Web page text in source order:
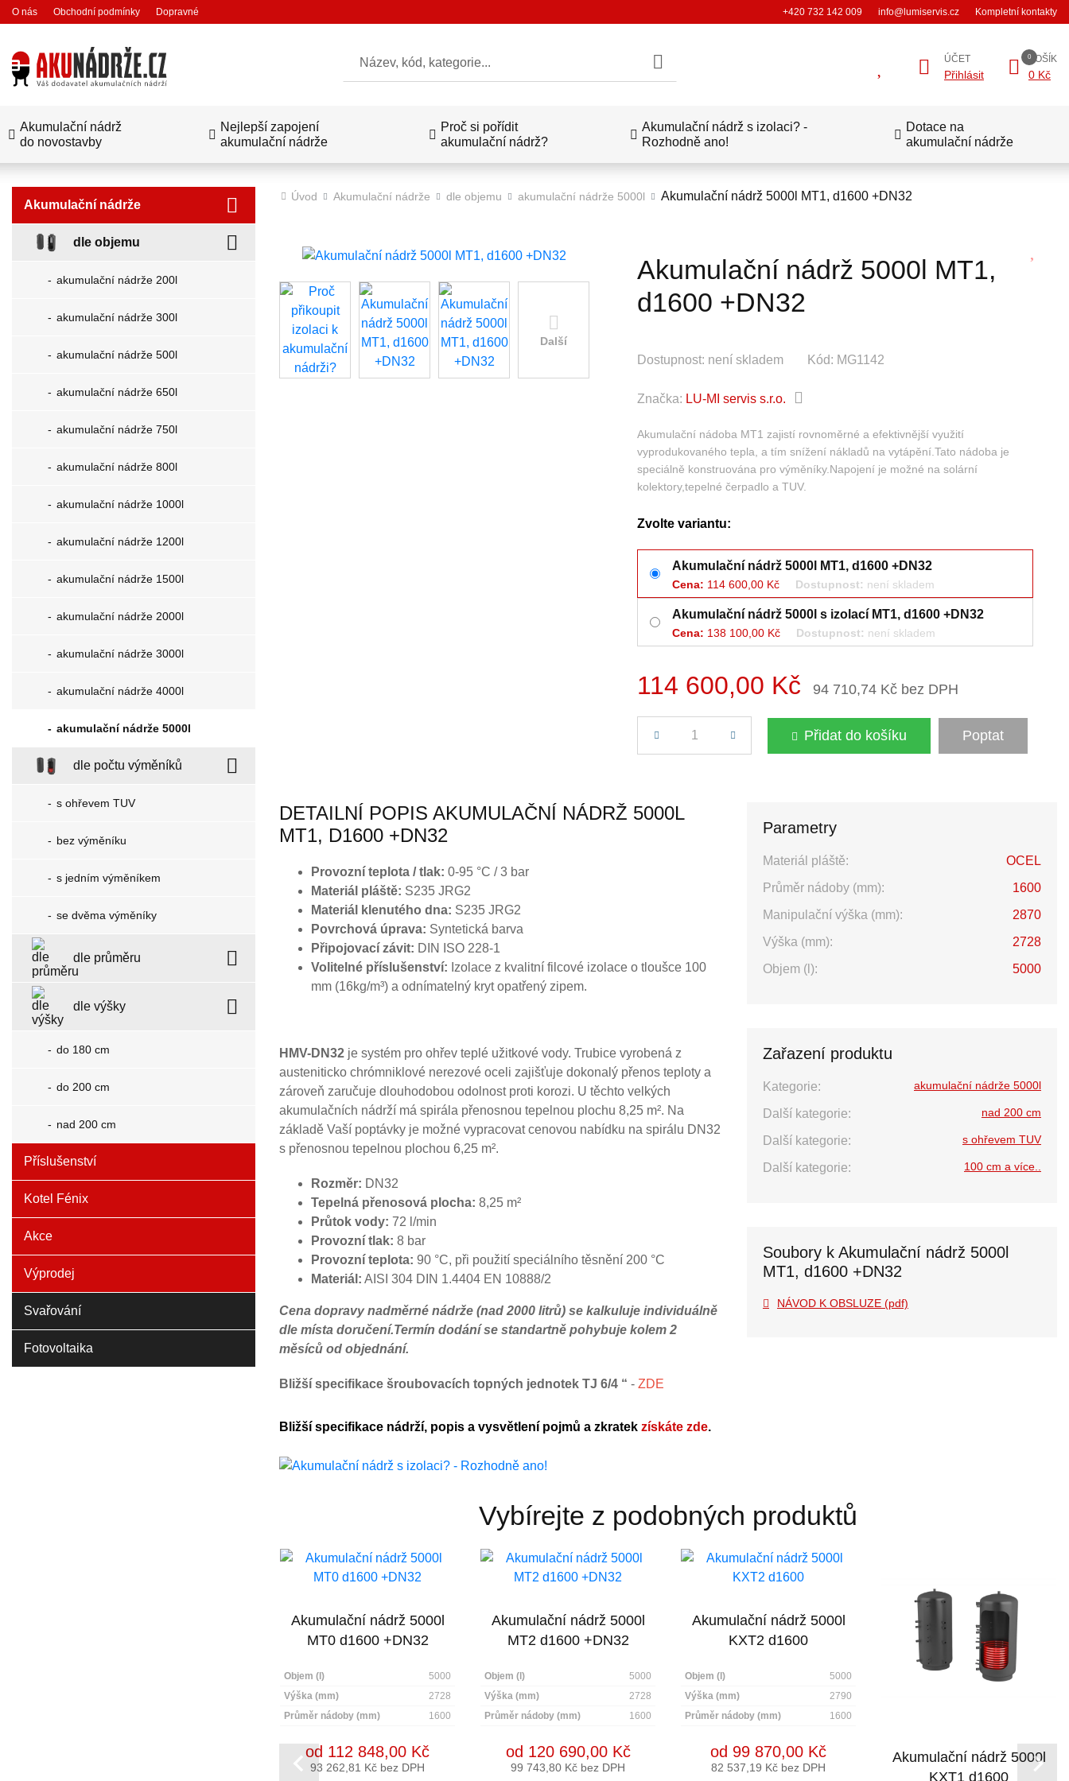
O nás Obchodní podmínky Dopravné +420 732 142 009 info@lumiservis.cz Kompletní kontakty
ÚČET
Přihlásit
KOŠÍK
0 Kč
Akumulační nádrž
do novostavby
Nejlepší zapojení
akumulační nádrže
Proč si pořídit
akumulační nádrž?
Akumulační nádrž s izolaci? -
Rozhodně ano!
Dotace na
akumulační nádrže
Akumulační nádrže
dle objemu
akumulační nádrže 200l
akumulační nádrže 300l
akumulační nádrže 500l
akumulační nádrže 650l
akumulační nádrže 750l
akumulační nádrže 800l
akumulační nádrže 1000l
akumulační nádrže 1200l
akumulační nádrže 1500l
akumulační nádrže 2000l
akumulační nádrže 3000l
akumulační nádrže 4000l
akumulační nádrže 5000l
dle počtu výměníků
s ohřevem TUV
bez výměníku
s jedním výměníkem
se dvěma výměníky
dle průměru
dle výšky
do 180 cm
do 200 cm
nad 200 cm
Příslušenství
Kotel Fénix
Akce
Výprodej
Svařování
Fotovoltaika
Úvod Akumulační nádrže dle objemu akumulační nádrže 5000l Akumulační nádrž 5000l MT1, d1600 +DN32
Další
Akumulační nádrž 5000l MT1,
d1600 +DN32
Dostupnost: není skladem Kód: MG1142
Značka: LU-MI servis s.r.o.
Akumulační nádoba MT1 zajistí rovnoměrné a efektivnější využití
vyprodukovaného tepla, a tím snížení nákladů na vytápění.Tato nádoba je
speciálně konstruována pro výměníky.Napojení je možné na solární
kolektory,tepelné čerpadlo a TUV.
Zvolte variantu:
Akumulační nádrž 5000l MT1, d1600 +DN32
Cena: 114 600,00 Kč Dostupnost: není skladem
Akumulační nádrž 5000l s izolací MT1, d1600 +DN32
Cena: 138 100,00 Kč Dostupnost: není skladem
114 600,00 Kč 94 710,74 Kč bez DPH
Přidat do košíku Poptat
DETAILNÍ POPIS AKUMULAČNÍ NÁDRŽ 5000L
MT1, D1600 +DN32
Provozní teplota / tlak: 0-95 °C / 3 bar
Materiál pláště: S235 JRG2
Materiál klenutého dna: S235 JRG2
Povrchová úprava: Syntetická barva
Připojovací závit: DIN ISO 228-1
Volitelné příslušenství: Izolace z kvalitní filcové izolace o tloušce 100
mm (16kg/m³) a odnímatelný kryt opatřený zipem.
HMV-DN32 je systém pro ohřev teplé užitkové vody. Trubice vyrobená z
austeniticko chrómniklové nerezové oceli zajišťuje dokonalý přenos teploty a
zároveň zaručuje dlouhodobou odolnost proti korozi. U těchto velkých
akumulačních nádrží má spirála přenosnou tepelnou plochu 8,25 m². Na
základě Vaší poptávky je možné vypracovat cenovou nabídku na spirálu DN32
s přenosnou tepelnou plochou 6,25 m².
Rozměr: DN32
Tepelná přenosová plocha: 8,25 m²
Průtok vody: 72 l/min
Provozní tlak: 8 bar
Provozní teplota: 90 °C, při použití speciálního těsnění 200 °C
Materiál: AISI 304 DIN 1.4404 EN 10888/2
Cena dopravy nadměrné nádrže (nad 2000 litrů) se kalkuluje individuálně
dle místa doručení.Termín dodání se standartně pohybuje kolem 2
měsíců od objednání.
Bližší specifikace šroubovacích topných jednotek TJ 6/4 “ - ZDE
Bližší specifikace nádrží, popis a vysvětlení pojmů a zkratek získáte zde.
Parametry
Materiál pláště:
OCEL
Průměr nádoby (mm):
1600
Manipulační výška (mm):
2870
Výška (mm):
2728
Objem (l):
5000
Zařazení produktu
Kategorie: akumulační nádrže 5000l
Další kategorie: nad 200 cm
Další kategorie: s ohřevem TUV
Další kategorie: 100 cm a více..
Soubory k Akumulační nádrž 5000l
MT1, d1600 +DN32
NÁVOD K OBSLUZE (pdf)
Vybírejte z podobných produktů
Akumulační nádrž 5000l
MT0 d1600 +DN32
Objem (l)
5000
Výška (mm)
2728
Průměr nádoby (mm)
1600
od 112 848,00 Kč
93 262,81 Kč bez DPH
Akumulační nádrž 5000l
MT2 d1600 +DN32
Objem (l)
5000
Výška (mm)
2728
Průměr nádoby (mm)
1600
od 120 690,00 Kč
99 743,80 Kč bez DPH
Akumulační nádrž 5000l
KXT2 d1600
Objem (l)
5000
Výška (mm)
2790
Průměr nádoby (mm)
1600
od 99 870,00 Kč
82 537,19 Kč bez DPH
Akumulační nádrž 5000l
KXT1 d1600